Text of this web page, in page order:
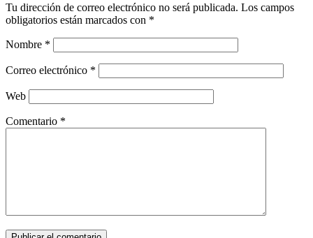
Tu dirección de correo electrónico no será publicada. Los campos
obligatorios están marcados con *
Nombre *
Correo electrónico *
Web
Comentario *